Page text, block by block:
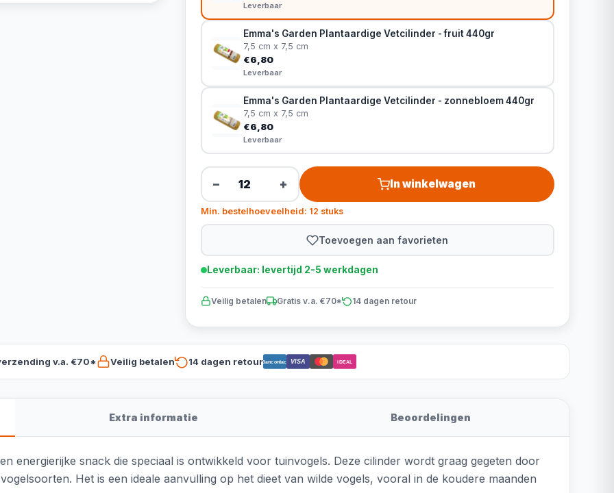
Leverbaar
Emma's Garden Plantaardige Vetcilinder - fruit 440gr
7,5 cm x 7,5 cm
€6,80
Leverbaar
Emma's Garden Plantaardige Vetcilinder - zonnebloem 440gr
7,5 cm x 7,5 cm
€6,80
Leverbaar
− + In winkelwagen
Min. bestelhoeveelheid: 12 stuks
Toevoegen aan favorieten
Leverbaar: levertijd 2-5 werkdagen
Veilig betalen Gratis v.a. €70* 14 dagen retour
v.a. €70* Veilig betalen 14 dagen retourBancontact VISA iDEAL
Extra informatie Beoordelingen
energierijke snack die speciaal is ontwikkeld voor tuinvogels. Deze cilinder wordt graag gegeten door
Het is een ideale aanvulling op het dieet van wilde vogels, vooral in de koudere maanden